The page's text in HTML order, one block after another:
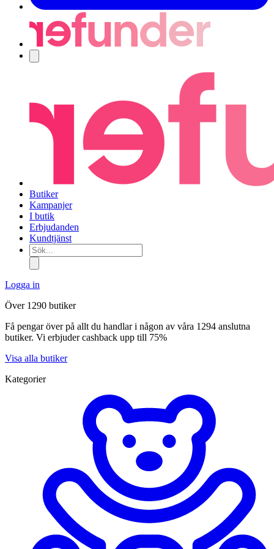
Butiker
Kampanjer
I butik
Erbjudanden
Kundtjänst
Sök...
Logga in
Över 1290 butiker
Få pengar över på allt du handlar i någon av våra 1294 anslutna
butiker. Vi erbjuder cashback upp till 75%
Visa alla butiker
Kategorier